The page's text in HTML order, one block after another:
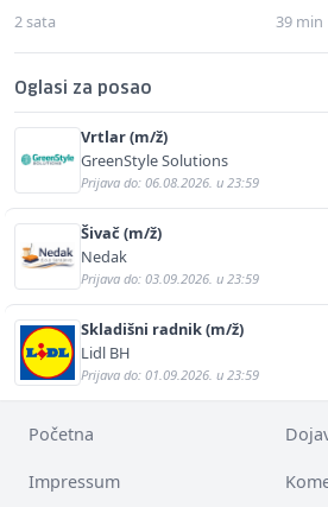
2 sata 39 min
Oglasi za posao
Vrtlar (m/ž)
GreenStyle Solutions
Prijava do: 06.08.2026. u 23:59
Šivač (m/ž)
Nedak
Prijava do: 03.09.2026. u 23:59
Skladišni radnik (m/ž)
Lidl BH
Prijava do: 01.09.2026. u 23:59
Početna
Impressum